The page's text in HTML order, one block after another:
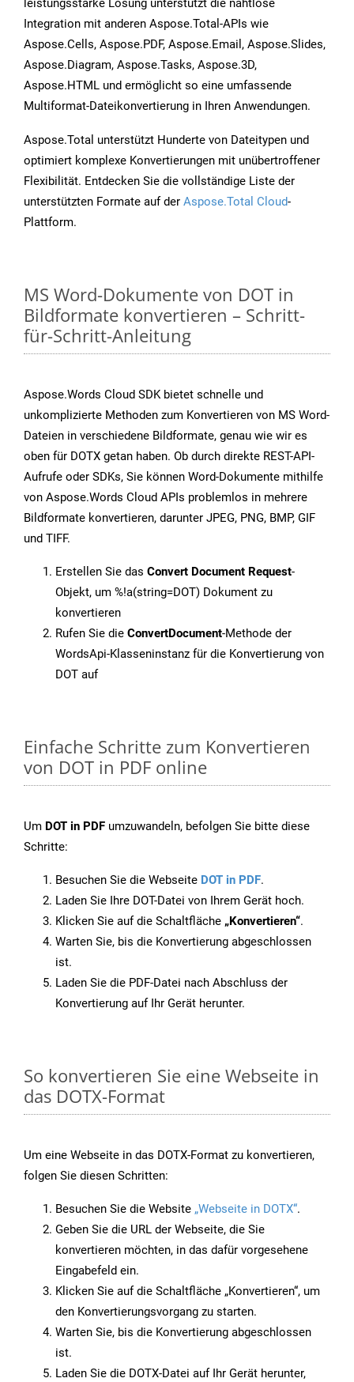
leistungsstarke Lösung unterstützt die nahtlose
Integration mit anderen Aspose.Total-APIs wie
Aspose.Cells, Aspose.PDF, Aspose.Email, Aspose.Slides,
Aspose.Diagram, Aspose.Tasks, Aspose.3D,
Aspose.HTML und ermöglicht so eine umfassende
Multiformat-Dateikonvertierung in Ihren Anwendungen.
Aspose.Total unterstützt Hunderte von Dateitypen und
optimiert komplexe Konvertierungen mit unübertroffener
Flexibilität. Entdecken Sie die vollständige Liste der
unterstützten Formate auf der Aspose.Total Cloud-
Plattform.
MS Word-Dokumente von DOT in
Bildformate konvertieren – Schritt-
für-Schritt-Anleitung
Aspose.Words Cloud SDK bietet schnelle und
unkomplizierte Methoden zum Konvertieren von MS Word-
Dateien in verschiedene Bildformate, genau wie wir es
oben für DOTX getan haben. Ob durch direkte REST-API-
Aufrufe oder SDKs, Sie können Word-Dokumente mithilfe
von Aspose.Words Cloud APIs problemlos in mehrere
Bildformate konvertieren, darunter JPEG, PNG, BMP, GIF
und TIFF.
Erstellen Sie das Convert Document Request-
Objekt, um %!a(string=DOT) Dokument zu
konvertieren
Rufen Sie die ConvertDocument-Methode der
WordsApi-Klasseninstanz für die Konvertierung von
DOT auf
Einfache Schritte zum Konvertieren
von DOT in PDF online
Um DOT in PDF umzuwandeln, befolgen Sie bitte diese
Schritte:
Besuchen Sie die Webseite DOT in PDF.
Laden Sie Ihre DOT-Datei von Ihrem Gerät hoch.
Klicken Sie auf die Schaltfläche „Konvertieren“.
Warten Sie, bis die Konvertierung abgeschlossen
ist.
Laden Sie die PDF-Datei nach Abschluss der
Konvertierung auf Ihr Gerät herunter.
So konvertieren Sie eine Webseite in
das DOTX-Format
Um eine Webseite in das DOTX-Format zu konvertieren,
folgen Sie diesen Schritten:
Besuchen Sie die Website „Webseite in DOTX“.
Geben Sie die URL der Webseite, die Sie
konvertieren möchten, in das dafür vorgesehene
Eingabefeld ein.
Klicken Sie auf die Schaltfläche „Konvertieren“, um
den Konvertierungsvorgang zu starten.
Warten Sie, bis die Konvertierung abgeschlossen
ist.
Laden Sie die DOTX-Datei auf Ihr Gerät herunter,